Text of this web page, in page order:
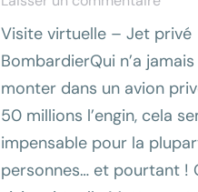
Visite virtuelle – Jet privé
BombardierQui n’a
monter dans un avion
50 millions l’engin, cela
impensable pour la
personnes… et pourtant !